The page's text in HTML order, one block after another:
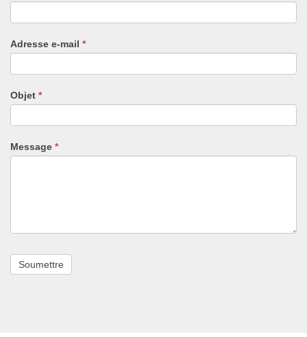
Adresse e-mail *
Objet *
Message *
vous
êtes
humain,
remplissez
ce